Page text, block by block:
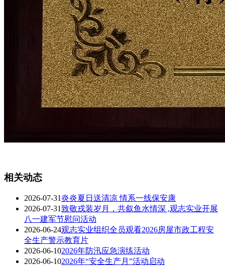
相关动态
2026-07-31炎炎夏日送清凉 情系一线保安康
2026-07-31致敬戎装岁月，共叙鱼水情深 ,观志实业开展
八一建军节慰问活动
2026-06-24观志实业组织全员观看2026房屋市政工程安
全生产警示教育片
2026-06-102026年防汛应急演练活动
2026-06-102026年“安全生产月”活动启动